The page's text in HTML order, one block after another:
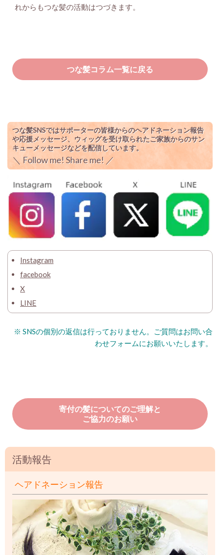
れからもつな髪の活動はつづきます。
つな髪コラム一覧に戻る
つな髪SNSではサポーターの皆様からのヘアドネーション報告
や応援メッセージ、ウィッグを受け取られたご家族からのサン
キューメッセージなどを配信しています。
＼ Follow me! Share me! ／
Instagram
facebook
X
LINE
※ SNSの個別の返信は行っておりません。ご質問はお問い合
わせフォームにお願いいたします。
寄付の髪についてのご理解と
ご協力のお願い
活動報告
ヘアドネーション報告